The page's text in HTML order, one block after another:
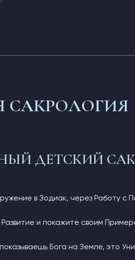
САКРОЛОГИЯ
ДЕТСКИЙ
в Зодиак, через Работу
и покажите своим
Бога на Земле, это